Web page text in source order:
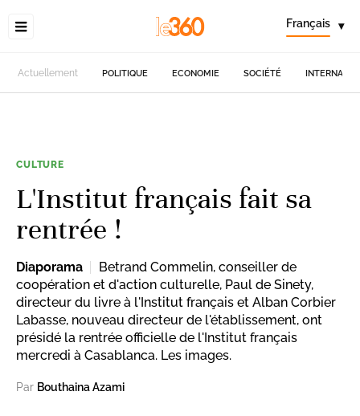
Français ▾
Actuellement POLITIQUE ECONOMIE SOCIÉTÉ
CULTURE
L'Institut français fait sa
rentrée !
Diaporama
Betrand Commelin, conseiller de
coopération et d'action culturelle, Paul de Sinety,
directeur du livre à l'Institut français et Alban Corbier
Labasse, nouveau directeur de l'établissement, ont
présidé la rentrée officielle de l'Institut français
mercredi à Casablanca. Les images.
Par Bouthaina Azami